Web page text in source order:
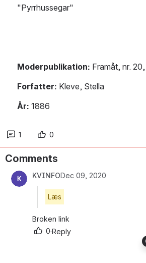
"Pyrrhussegar"
Moderpublikation: Framåt, nr.
Forfatter: Kleve, Stella
År: 1886
1 0
Comments
KVINFODec 09, 2020
Læs
Broken link
0·Reply